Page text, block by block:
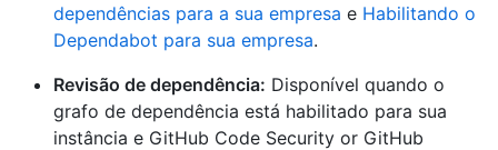
dependências para a sua empresa e Habilitando o
Dependabot para sua empresa.
Revisão de dependência: Disponível quando o
grafo de dependência está habilitado para sua
instância e GitHub Code Security or GitHub